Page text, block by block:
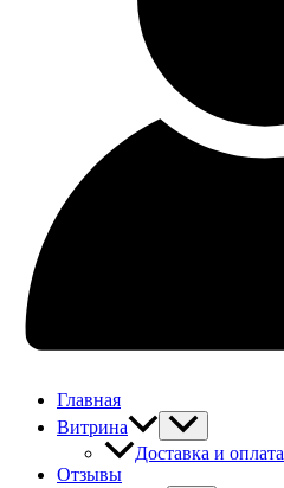
Главная
Витрина
Доставка и оплата
Отзывы